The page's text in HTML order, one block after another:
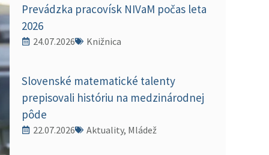
Prevádzka pracovísk NIVaM počas leta
2026
24.07.2026 Knižnica
Slovenské matematické talenty
prepisovali históriu na medzinárodnej
pôde
22.07.2026 Aktuality, Mládež